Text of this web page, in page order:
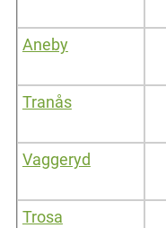
Aneby
Tranås
Vaggeryd
Trosa